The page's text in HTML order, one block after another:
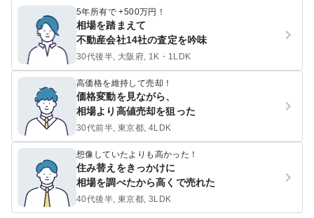
5年所有で +500万円！
相場を踏まえて
不動産会社14社の査定を吟味
30代後半, 大阪府, 1K・1LDK
高価格を維持して売却！
価格変動を見ながら、
相場より高値売却を狙った
30代前半, 東京都, 4LDK
想像していたよりも高かった！
住み替えをきっかけに
相場を調べたから高くで売れた
40代後半, 東京都, 3LDK